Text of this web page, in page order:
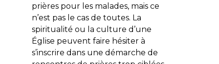
prières pour les malades, mais ce
n’est pas le cas de toutes. La
spiritualité ou la culture d’une
Église peuvent faire hésiter à
s’inscrire dans une démarche de